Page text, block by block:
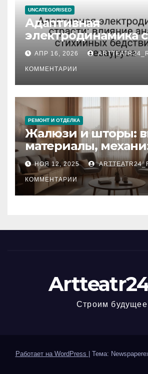
UNCATEGORISED
Адаптивная
электродинамика
влияние анализа
стихийных
тезауруса
АПР 16, 2026
КОММЕНТАРИИ
РЕМОНТ И ОТДЕЛКА
Жалюзи и шторы:
материалы,
управления и уход
НОЯ 12, 2025
КОММЕНТАРИИ
Строим будущее
Работает на WordPress Тема: